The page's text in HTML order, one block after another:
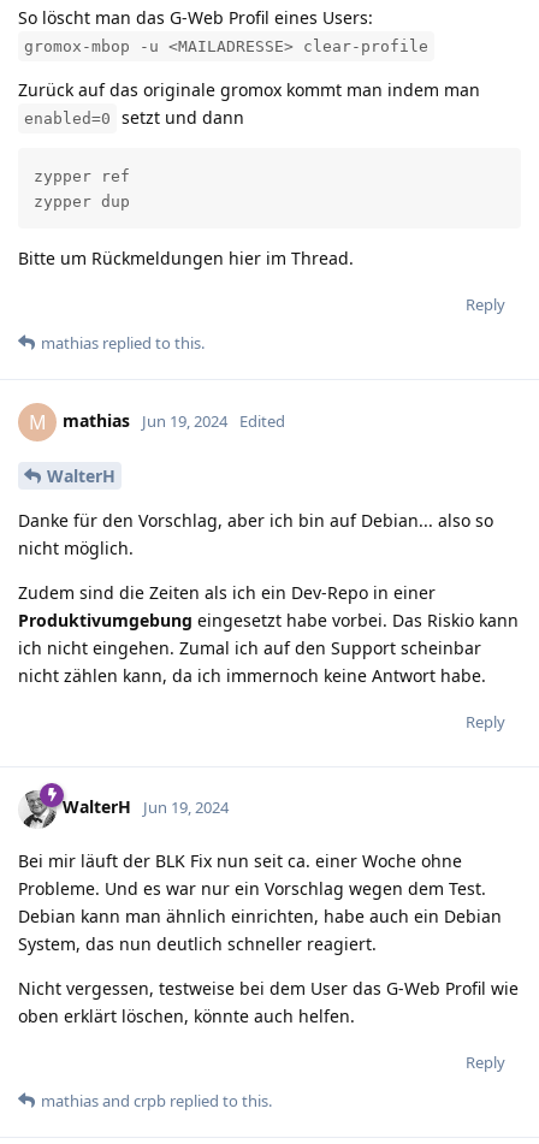
So löscht man das G-Web Profil eines Users:
gromox-mbop -u <MAILADRESSE> clear-profile
Zurück auf das originale gromox kommt man indem man
enabled=0 setzt und dann
zypper ref
zypper dup
Bitte um Rückmeldungen hier im Thread.
Reply
mathias replied to this.
M mathias Jun 19, 2024 Edited
WalterH
Danke für den Vorschlag, aber ich bin auf Debian... also so
nicht möglich.
Zudem sind die Zeiten als ich ein Dev-Repo in einer
Produktivumgebung eingesetzt habe vorbei. Das Riskio kann
ich nicht eingehen. Zumal ich auf den Support scheinbar
nicht zählen kann, da ich immernoch keine Antwort habe.
Reply
WalterH Jun 19, 2024
Bei mir läuft der BLK Fix nun seit ca. einer Woche ohne
Probleme. Und es war nur ein Vorschlag wegen dem Test.
Debian kann man ähnlich einrichten, habe auch ein Debian
System, das nun deutlich schneller reagiert.
Nicht vergessen, testweise bei dem User das G-Web Profil wie
oben erklärt löschen, könnte auch helfen.
Reply
mathiasand crpb replied to this.